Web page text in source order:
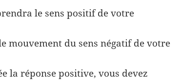
le sens positif de votre
mouvement du sens négatif de votre
la réponse positive, vous devez